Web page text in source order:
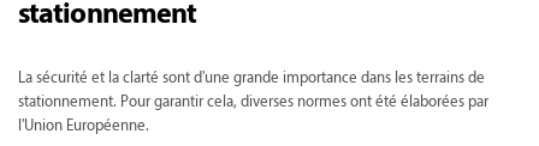
stationnement
La sécurité et la clarté sont d'une grande importance dans les terrains de
stationnement. Pour garantir cela, diverses normes ont été élaborées par
l'Union Européenne.